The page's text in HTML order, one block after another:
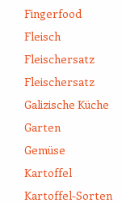
Fingerfood
Fleisch
Fleischersatz
Fleischersatz
Galizische Küche
Garten
Gemüse
Kartoffel
Kartoffel-Sorten